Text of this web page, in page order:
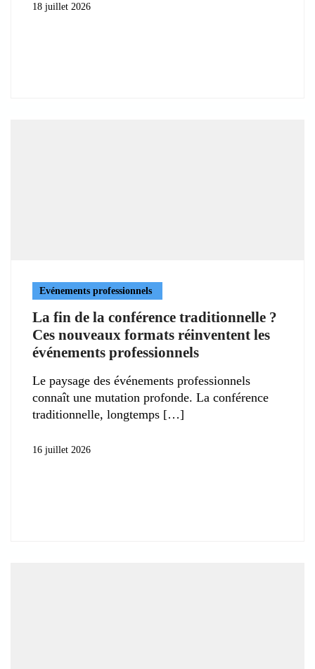
18 juillet 2026
Evénements professionnels
La fin de la conférence traditionnelle ?
Ces nouveaux formats réinventent les
événements professionnels
Le paysage des événements professionnels
connaît une mutation profonde. La conférence
traditionnelle, longtemps
16 juillet 2026